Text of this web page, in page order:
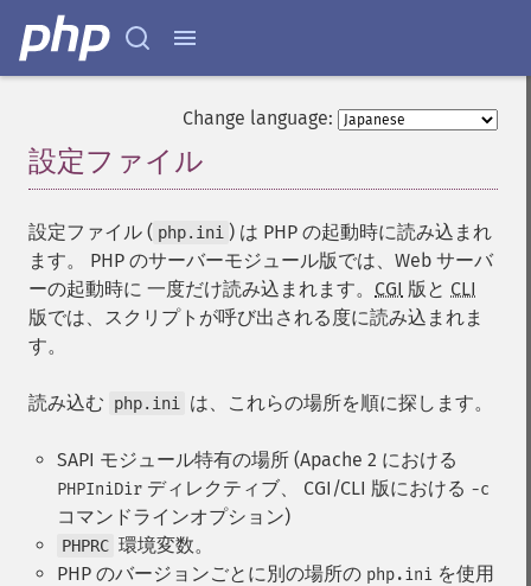
Change language:
設定ファイル
設定ファイル ( php.ini ) は PHP の起動時に読み込まれ
ます。 PHP のサーバーモジュール版では、Web サーバ
ーの起動時に 一度だけ読み込まれます。 CGI 版と CLI
版では、スクリプトが呼び出される度に読み込まれま
す。
読み込む php.ini は、これらの場所を順に探します。
SAPI モジュール特有の場所 (Apache 2 における
PHPIniDir ディレクティブ、 CGI/CLI 版における -c
コマンドラインオプション)
PHPRC 環境変数。
PHP のバージョンごとに別の場所の php.ini を使用